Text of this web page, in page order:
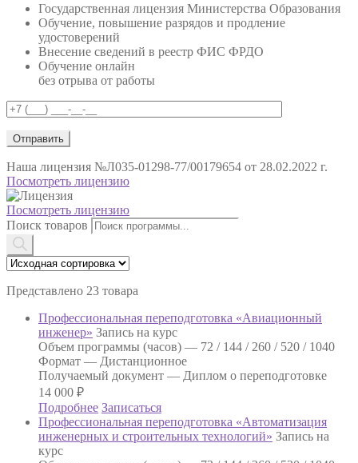
Государственная лицензия Министерства Образования
Обучение, повышение разрядов и продление
удостоверений
Внесение сведений в реестр ФИС ФРДО
Обучение онлайн
без отрыва от работы
Наша лицензия №Л035-01298-77/00179654 от 28.02.2022 г.
Посмотреть лицензию
Посмотреть лицензию
Поиск товаров
Представлено 23 товара
Профессиональная переподготовка «Авиационный
инженер» Запись на курс
Объем программы (часов) — 72 / 144 / 260 / 520 / 1040
Формат — Дистанционное
Получаемый документ — Диплом о переподготовке
14 000 ₽
Подробнее Записаться
Профессиональная переподготовка «Автоматизация
инженерных и строительных технологий» Запись на
курс